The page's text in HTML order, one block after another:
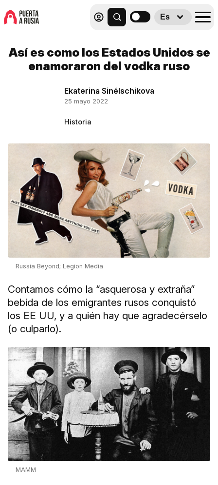
Es
Así es como los Estados Unidos se
enamoraron del vodka ruso
Ekaterina Sinélschikova
25 mayo 2022
Historia
Russia Beyond; Legion Media
Contamos cómo la “asquerosa y extraña”
bebida de los emigrantes rusos conquistó
los EE UU, y a quién hay que agradecérselo
(o culparlo).
MAMM